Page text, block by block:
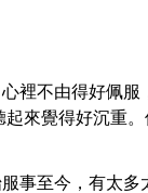
裡不由得好佩
來覺得好沉重
事至今，有太多